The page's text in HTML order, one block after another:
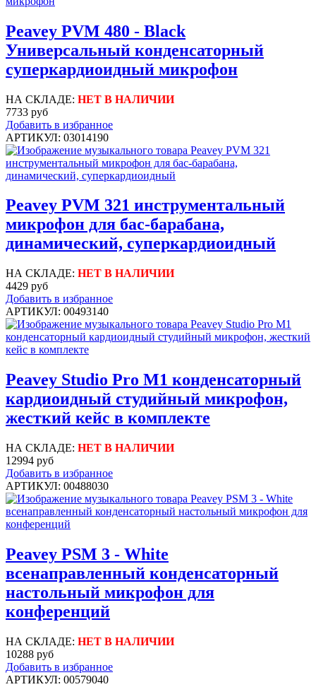
Peavey PVM 480 - Black
Универсальный конденсаторный
суперкардиоидный микрофон
НА СКЛАДЕ: НЕТ В НАЛИЧИИ
7733 руб
Добавить в избранное
АРТИКУЛ: 03014190
Peavey PVM 321 инструментальный
микрофон для бас-барабана,
динамический, суперкардиоидный
НА СКЛАДЕ: НЕТ В НАЛИЧИИ
4429 руб
Добавить в избранное
АРТИКУЛ: 00493140
Peavey Studio Pro M1 конденсаторный
кардиоидный студийный микрофон,
жесткий кейс в комплекте
НА СКЛАДЕ: НЕТ В НАЛИЧИИ
12994 руб
Добавить в избранное
АРТИКУЛ: 00488030
Peavey PSM 3 - White
всенаправленный конденсаторный
настольный микрофон для
конференций
НА СКЛАДЕ: НЕТ В НАЛИЧИИ
10288 руб
Добавить в избранное
АРТИКУЛ: 00579040